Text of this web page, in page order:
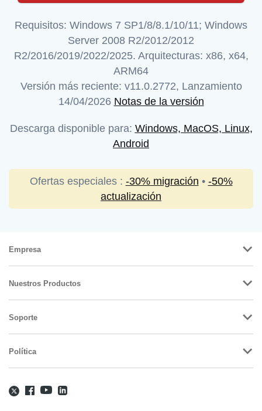
Requisitos: Windows 7 SP1/8/8.1/10/11; Windows
Server 2008 R2/2012/2012
R2/2016/2019/2022/2025. Arquitecturas: x86, x64,
ARM64
Versión más reciente: v11.0.2772, Lanzamiento
14/04/2026 Notas de la versión
Descarga disponible para: Windows, MacOS, Linux,
Android
Ofertas especiales : -30% migración • -50%
actualización
Empresa
Nuestros Productos
Soporte
Política